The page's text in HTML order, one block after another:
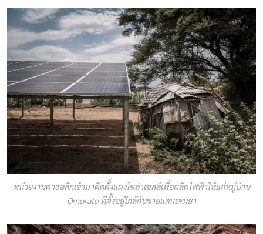
หน่วยงานคาธอลิกเข้ามาติดตั้งแผงโซล่าเซลส์เพื่อผลิตไฟฟ้าให้แก่หมู่บ้าน
Omorate ที่ตั้งอยู่ใกล้กับชายแดนเคนยา